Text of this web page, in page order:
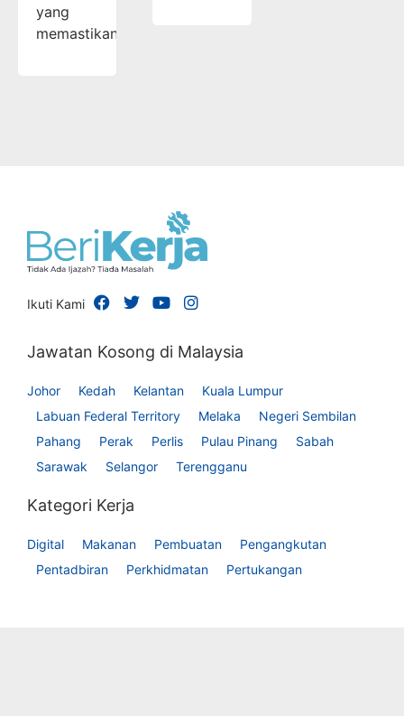
yang
memastikan…
Ikuti Kami
Jawatan Kosong di Malaysia
Johor Kedah Kelantan
Kuala Lumpur
Labuan Federal Territory
Melaka
Negeri Sembilan
Pahang
Perak Perlis Pulau Pinang
Sabah
Sarawak
Selangor Terengganu
Kategori Kerja
Digital Makanan Pembuatan
Pengangkutan
Pentadbiran
Perkhidmatan Pertukangan